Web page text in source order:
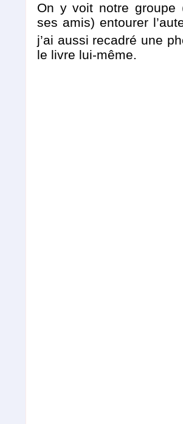
On y voit notre groupe
ses amis) entourer
j’ai aussi recadré une
le livre lui-même.